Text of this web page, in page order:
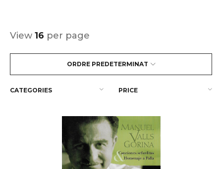
ORDRE PREDETERMINAT
View 16 per page
CATEGORIES PRICE